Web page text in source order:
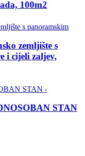
100m2
zemljište s
i cijeli zaljev,
STAN